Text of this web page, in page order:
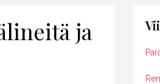
ja